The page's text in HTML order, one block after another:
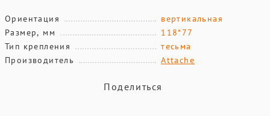
Ориентация
вертикальная
Размер, мм
118*77
Тип крепления
тесьма
Производитель
Attache
Поделиться